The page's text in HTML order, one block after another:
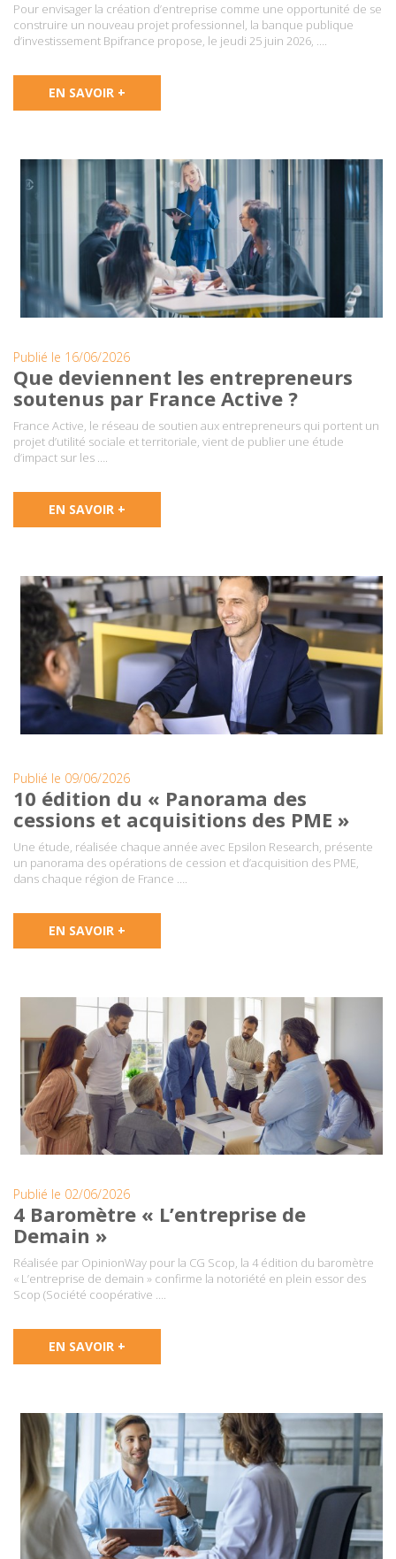
Pour envisager la création d’entreprise comme une opportunité de se
construire un nouveau projet professionnel, la banque publique
d’investissement Bpifrance propose, le jeudi 25 juin 2026, ….
EN SAVOIR +
Publié le 16/06/2026
Que deviennent les entrepreneurs
soutenus par France Active ?
France Active, le réseau de soutien aux entrepreneurs qui portent un
projet d’utilité sociale et territoriale, vient de publier une étude
d’impact sur les ….
EN SAVOIR +
Publié le 09/06/2026
10 édition du « Panorama des
cessions et acquisitions des PME »
Une étude, réalisée chaque année avec Epsilon Research, présente
un panorama des opérations de cession et d’acquisition des PME,
dans chaque région de France ….
EN SAVOIR +
Publié le 02/06/2026
4 Baromètre « L’entreprise de
Demain »
Réalisée par OpinionWay pour la CG Scop, la 4 édition du baromètre
« L’entreprise de demain » confirme la notoriété en plein essor des
Scop (Société coopérative ….
EN SAVOIR +